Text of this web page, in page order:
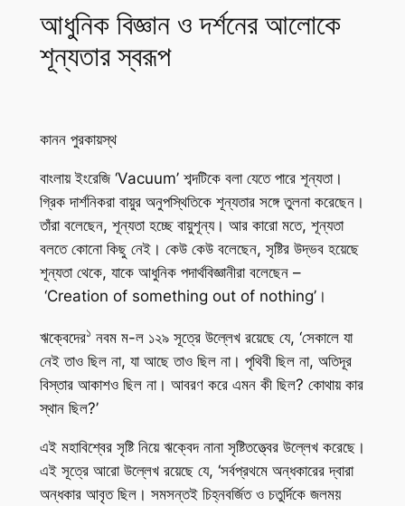
আধুনিক বিজ্ঞান ও দর্শনের আলোকে
শূন্যতার স্বরূপ
কানন পুরকায়স্থ
বাংলায় ইংরেজি ‘Vacuum’ শব্দটিকে বলা যেতে পারে শূন্যতা।
গ্রিক দার্শনিকরা বায়ুর অনুপস্থিতিকে শূন্যতার সঙ্গে তুলনা করেছেন।
তাঁরা বলেছেন, শূন্যতা হচ্ছে বায়ুশূন্য। আর কারো মতে, শূন্যতা
বলতে কোনো কিছু নেই। কেউ কেউ বলেছেন, সৃষ্টির উদ্ভব হয়েছে
শূন্যতা থেকে, যাকে আধুনিক পদার্থবিজ্ঞানীরা বলেছেন –
‘Creation of something out of nothing’।
ঋক্বেদের১ নবম ম-ল ১২৯ সূত্রে উল্লেখ রয়েছে যে, ‘সেকালে যা
নেই তাও ছিল না, যা আছে তাও ছিল না। পৃথিবী ছিল না, অতিদূর
বিস্তার আকাশও ছিল না। আবরণ করে এমন কী ছিল? কোথায় কার
স্থান ছিল?’
এই মহাবিশ্বের সৃষ্টি নিয়ে ঋক্বেদ নানা সৃষ্টিতত্ত্বের উল্লেখ করেছে।
এই সূত্রে আরো উল্লেখ রয়েছে যে, ‘সর্বপ্রথমে অন্ধকারের দ্বারা
অন্ধকার আবৃত ছিল। সমসন্তই চিহ্নবর্জিত ও চতুর্দিকে জলময়